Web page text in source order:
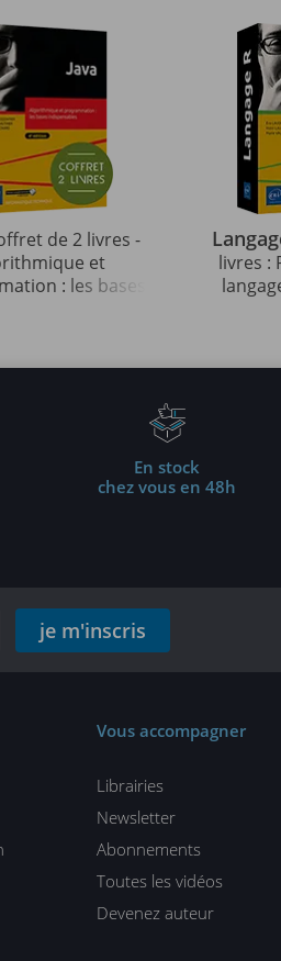
de 2 livres -
et
: les bases
livres :
En stock
chez vous en 48h
je m'inscris
Vous accompagner
Librairies
Newsletter
Abonnements
Toutes les vidéos
Devenez auteur